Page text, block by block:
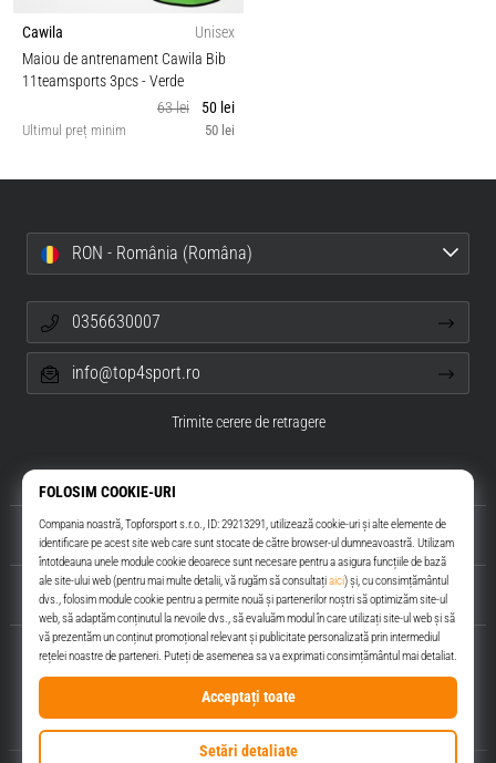
Cawila
Unisex
Maiou de antrenament Cawila Bib
11teamsports 3pcs- Verde
63 lei
50 lei
Ultimul preț minim 50 lei
Top4Sport.ro
Despre noi
Servicii clienți
RON - România (Româna)
0356630007
info@top4sport.ro
Trimite cerere de retragere